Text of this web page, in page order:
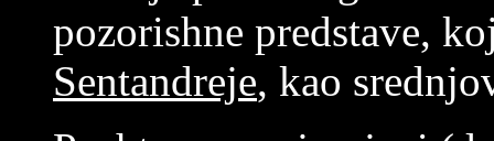
pozorishne predstave,
Sentandreje, kao